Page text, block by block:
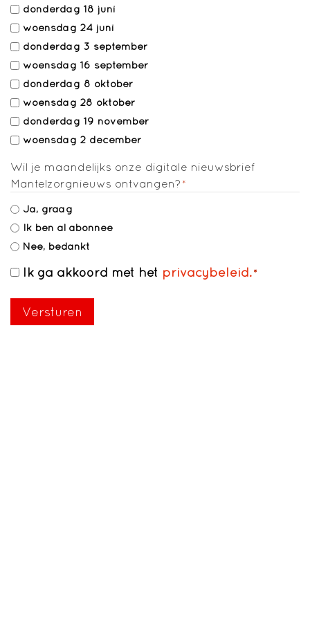
donderdag 18 juni
woensdag 24 juni
donderdag 3 september
woensdag 16 september
donderdag 8 oktober
woensdag 28 oktober
donderdag 19 november
woensdag 2 december
Wil je maandelijks onze digitale nieuwsbrief
Mantelzorgnieuws ontvangen? *
Ja, graag
Ik ben al abonnee
Nee, bedankt
Toestemming *
Ik ga akkoord met het privacybeleid. *
Versturen